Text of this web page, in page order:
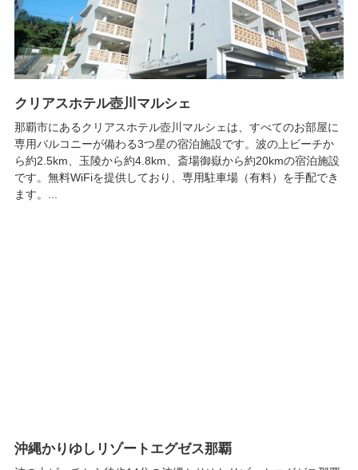
クリアスホテル壺川マルシェ
那覇市にあるクリアスホテル壺川マルシェは、すべてのお部屋に
専用バルコニーが備わる3つ星の宿泊施設です。波の上ビーチか
ら約2.5km、玉陵から約4.8km、斎場御嶽から約20kmの宿泊施設
です。無料WiFiを提供しており、専用駐車場（有料）を手配でき
ます。...
沖縄かりゆしリゾートエグゼス那覇